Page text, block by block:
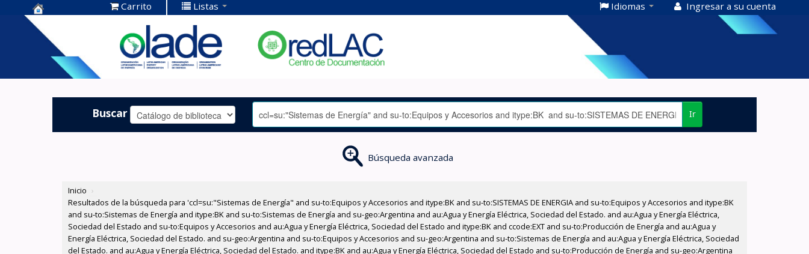
Centro de
Documentación
OLADE -
Carrito Listas Idiomas Ingresar a su cuenta
Buscar Ir
Búsqueda avanzada
Inicio ›
Resultados de la búsqueda para 'ccl=su:"Sistemas de Energía" and su-to:Equipos y Accesorios and itype:BK and su-to:SISTEMAS DE ENERGIA and su-to:Equipos y Accesorios and itype:BK
and su-to:Sistemas de Energía and itype:BK and su-to:Sistemas de Energía and su-geo:Argentina and au:Agua y Energía Eléctrica, Sociedad del Estado. and au:Agua y Energía Eléctrica,
Sociedad del Estado and su-to:Equipos y Accesorios and au:Agua y Energía Eléctrica, Sociedad del Estado and itype:BK and ccode:EXT and su-to:Producción de Energía and au:Agua y
Energía Eléctrica, Sociedad del Estado. and su-geo:Argentina and su-to:Equipos y Accesorios and su-geo:Argentina and su-to:Sistemas de Energía and au:Agua y Energía Eléctrica, Sociedad
del Estado. and au:Agua y Energía Eléctrica, Sociedad del Estado. and itype:BK and au:Agua y Energía Eléctrica, Sociedad del Estado and su-to:Producción de Energía and su-geo:Argentina